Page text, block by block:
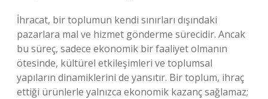
İhracat, bir toplumun kendi sınırları dışındaki
pazarlara mal ve hizmet gönderme sürecidir. Ancak
bu süreç, sadece ekonomik bir faaliyet olmanın
ötesinde, kültürel etkileşimleri ve toplumsal
yapıların dinamiklerini de yansıtır. Bir toplum, ihraç
ettiği ürünlerle yalnızca ekonomik kazanç sağlamaz;